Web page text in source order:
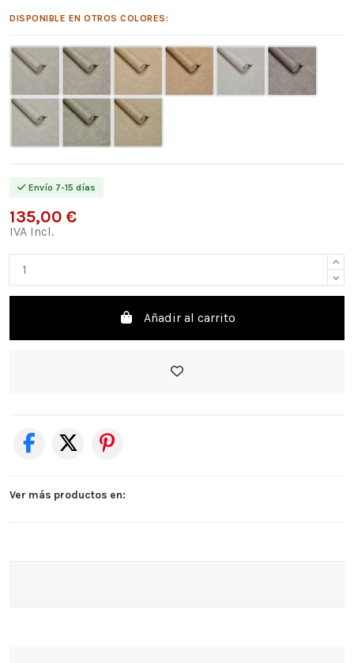
DISPONIBLE EN OTROS COLORES:
Envío 7-15 días
135,00 €
IVA Incl.
Añadir al carrito
Ver más productos en: